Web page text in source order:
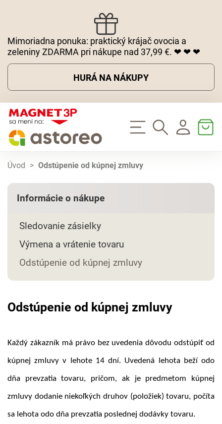
Mimoriadna ponuka: praktický krájač ovocia a
zeleniny ZDARMA pri nákupe nad 37,99 €. ❤ ❤ ❤
HURÁ NA NÁKUPY
Úvod > Odstúpenie od kúpnej zmluvy
Informácie o nákupe
Sledovanie zásielky
Výmena a vrátenie tovaru
Odstúpenie od kúpnej zmluvy
Odstúpenie od kúpnej zmluvy
Každý zákazník má právo bez uvedenia dôvodu odstúpiť od
kúpnej zmluvy v lehote 14 dní. Uvedená lehota beží odo
dňa prevzatia tovaru, pričom, ak je predmetom kúpnej
zmluvy dodanie niekoľkých druhov (položiek) tovaru, počíta
sa lehota odo dňa prevzatia poslednej dodávky tovaru.